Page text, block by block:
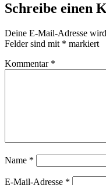
Schreibe einen
Deine E-Mail-Adresse
Felder sind mit * markiert
Kommentar *
Name *
E-Mail-Adresse *